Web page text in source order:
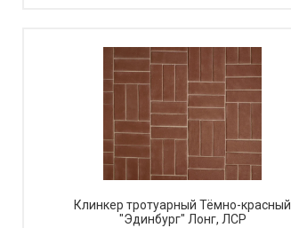
Клинкер тротуарный Тёмно-красный
"Эдинбург" Лонг, ЛСР